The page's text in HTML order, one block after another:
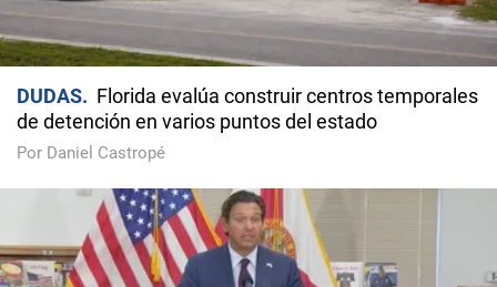
DUDAS
Florida evalúa construir centros temporales
de detención en varios puntos del estado
Por Daniel Castropé